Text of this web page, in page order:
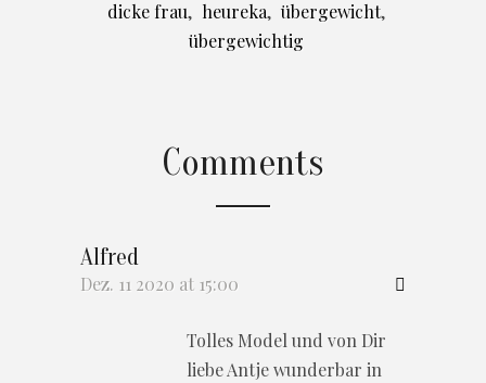
dicke frau, heureka, übergewicht,
übergewichtig
Comments
Alfred
Dez. 11 2020 at 15:00
Tolles Model und von Dir
liebe Antje wunderbar in